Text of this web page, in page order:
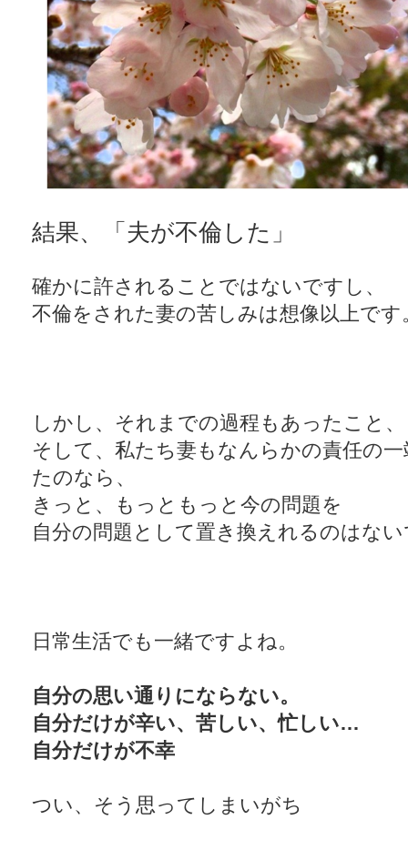
結果、「夫が不倫した」
確かに許されることではないですし、
不倫をされた妻の苦しみは想像以上です
しかし、それまでの過程もあったこと、
そして、私たち妻もなんらかの責任の
たのなら、
きっと、もっともっと今の問題を
自分の問題として置き換えれるのはな
日常生活でも一緒ですよね。
自分の思い通りにならない。
自分だけが辛い、苦しい、忙しい…
自分だけが不幸
つい、そう思ってしまいがち